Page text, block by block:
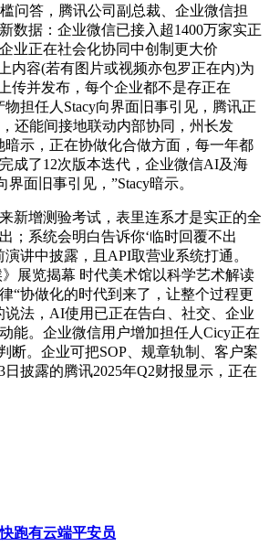
问答，腾讯公司副总裁、企业微信担
数据：企业微信已接入超1400万家实正
业正在社会化协同中创制更大价
内容(若有图片或视频亦包罗正在内)为
传并发布，每个企业都不是存正在
担任人Stacy向界面旧事引见，腾讯正
还能间接地联动内部协同，州长发
暗示，正在协做化合做方面，每一年都
成了12次版本迭代，企业微信AI及海
面旧事引见，”Stacy暗示。
增测验考试，表里连系才是实正的全
；系统会明白告诉你‘临时回覆不出
演讲中披露，且API取营业系统打通。
展览揭幕 时代美术馆以科学艺术解读
“协做化的时代到来了，让整个过程更
说法，AI使用已正在告白、社交、企业
能。企业微信用户增加担任人Cicy正在
断。企业可把SOP、规章轨制、客户案
日披露的腾讯2025年Q2财报显示，正在
跑有云端平安员